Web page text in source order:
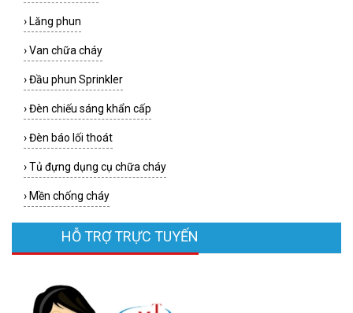
› Lăng phun
›Van chữa cháy
›Đầu phun Sprinkler
›Đèn chiếu sáng khẩn cấp
›Đèn báo lối thoát
›Tủ đựng dụng cụ chữa cháy
› Mền chống cháy
HỖ TRỢ TRỰC TUYẾN